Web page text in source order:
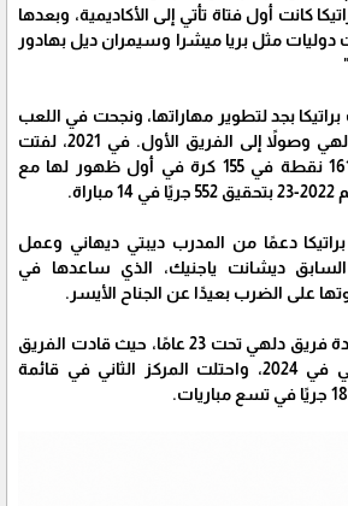
كانت أول فتاة تأتي إلى الأكاديمية، وبعدها
دوليات مثل بريا ميشرا وسيمران ديل بهادور
بجد لتطوير مهاراتها، ونجحت في اللعب
مع فرق الناشئين في دلهي وصولاً إلى الفريق الأول. في 2021، لفتت
الأنظار بعد أن سجلت 161 نقطة في 155 كرة في أول ظهور لها مع
دعمًا من المدرب ديبتي ديهاني وعمل
ديشانت ياجنيك، الذي ساعدها في
على الضرب بعيدًا عن الجناح الأيسر.
كانت براتيكا رائدة في قيادة فريق دلهي تحت 23 عامًا، حيث قادت الفريق
إلى نهائي الكأس المحلي في 2024، واحتلت المركز الثاني في قائمة